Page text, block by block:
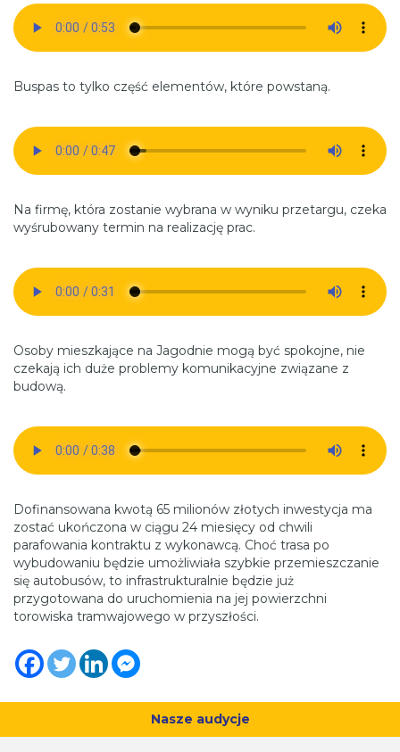
Buspas to tylko część elementów, które powstaną.
Na firmę, która zostanie wybrana w wyniku przetargu, czeka
wyśrubowany termin na realizację prac.
Osoby mieszkające na Jagodnie mogą być spokojne, nie
czekają ich duże problemy komunikacyjne związane z
budową.
Dofinansowana kwotą 65 milionów złotych inwestycja ma
zostać ukończona w ciągu 24 miesięcy od chwili
parafowania kontraktu z wykonawcą. Choć trasa po
wybudowaniu będzie umożliwiała szybkie przemieszczanie
się autobusów, to infrastrukturalnie będzie już
przygotowana do uruchomienia na jej powierzchni
torowiska tramwajowego w przyszłości.
Nasze audycje